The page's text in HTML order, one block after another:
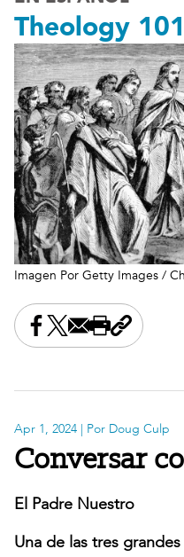
Theology 101
Imagen Por Getty Images /
Share this on Facebook
Share this on X
Share this by
Print this
Copy
Apr 1, 2024 | Por Doug Culp
Conversar
El Padre Nuestro
Una de las tres